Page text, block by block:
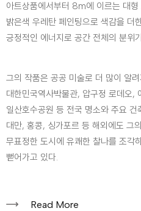
아트상품에서부터 8m에 이르는 대형
밝은색 우레탄 페인팅으로 색감을 더
긍정적인 에너지로 공간 전체의 분위
그의 작품은 공공 미술로 더 많이 알
대한민국역사박물관, 압구정 로데오,
일산호수공원 등 전국 명소와 주요
대만, 홍콩, 싱가포르 등 해외에도 그
무표정한 도시에 유쾌한 찰나를 조각
뻗어가고 있다.
Read More